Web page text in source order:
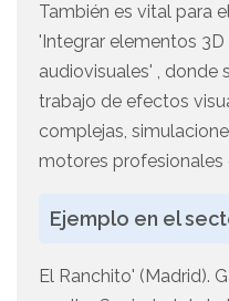
También es vital para
'Integrar elementos
audiovisuales' , donde
trabajo de efectos
complejas,
motores profesionales
Ejemplo en el
El Ranchito' (Madrid).